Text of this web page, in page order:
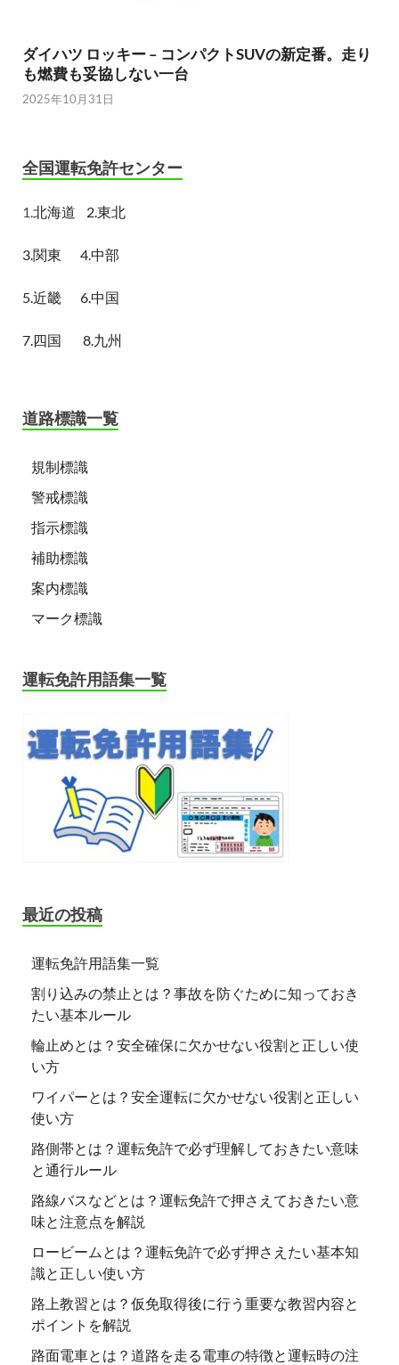
ダイハツ ロッキー – コンパクトSUVの新定番。走り
も燃費も妥協しない一台
2025年10月31日
全国運転免許センター
1.北海道 2.東北
3.関東 4.中部
5.近畿 6.中国
7.四国 8.九州
道路標識一覧
規制標識
警戒標識
指示標識
補助標識
案内標識
マーク標識
運転免許用語集一覧
最近の投稿
運転免許用語集一覧
割り込みの禁止とは？事故を防ぐために知っておき
たい基本ルール
輪止めとは？安全確保に欠かせない役割と正しい使
い方
ワイパーとは？安全運転に欠かせない役割と正しい
使い方
路側帯とは？運転免許で必ず理解しておきたい意味
と通行ルール
路線バスなどとは？運転免許で押さえておきたい意
味と注意点を解説
ロービームとは？運転免許で必ず押さえたい基本知
識と正しい使い方
路上教習とは？仮免取得後に行う重要な教習内容と
ポイントを解説
路面電車とは？道路を走る電車の特徴と運転時の注